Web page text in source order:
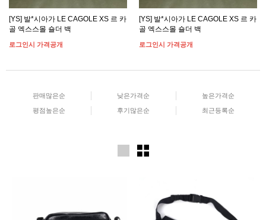
[YS] 발*시아가 LE CAGOLE XS 르 카
골 엑스스몰 숄더 백
로그인시 가격공개
[YS] 발*시아가 LE CAGOLE XS 르 카
골 엑스스몰 숄더 백
로그인시 가격공개
판매많은순 낮은가격순 높은가격순
평점높은순 후기많은순 최근등록순